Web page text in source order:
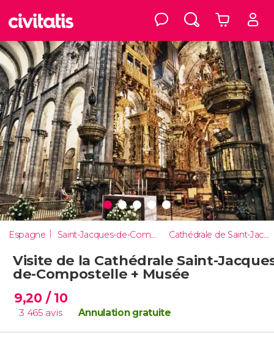
Espagne Saint-Jacques-de-Compostelle Cathédrale de Saint-Jacques-de-Compostelle
Visite de la Cathédrale Saint-
de-Compostelle + Musée
9,20 / 10
3 465 avis Annulation gratuite